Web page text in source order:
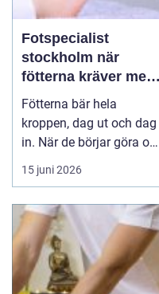
Fotspecialist
stockholm när
fötterna kräver mer
än vanliga sulor
Fötterna bär hela
kroppen, dag ut och dag
in. När de börjar göra ont
påverkas mer än bara
stegen sömn, träning,
lidande. Många försöker
länge med egenvård,
inlägg från sportbutiken
eller vila, men
15 juni 2026